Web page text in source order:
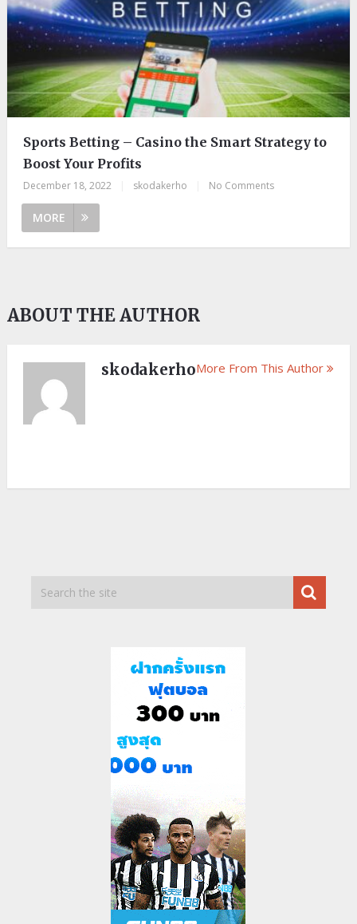
Sports Betting – Casino the Smart Strategy to
Boost Your Profits
December 18, 2022 skodakerho No Comments
MORE
ABOUT THE AUTHOR
skodakerhoMore From This Author